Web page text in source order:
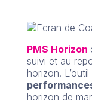
PMS Horizon
suivi et au
horizon.
horizon de